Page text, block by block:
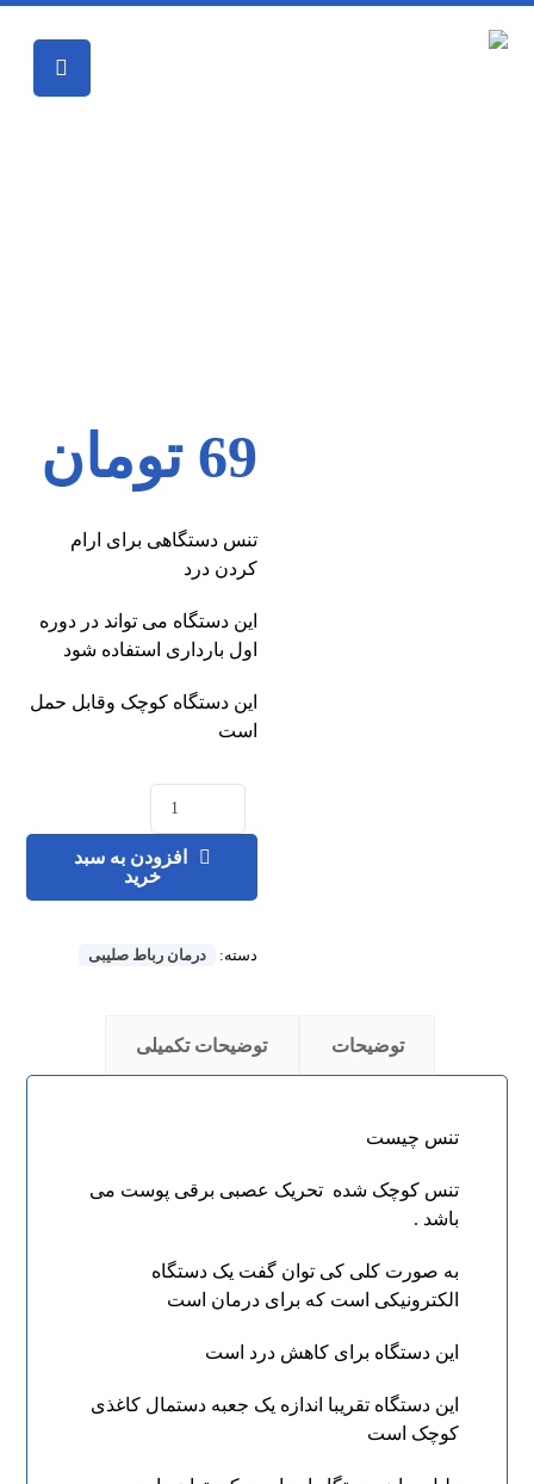
69 تومان
تنس دستگاهی برای ارام
کردن درد
این دستگاه می تواند در دوره
اول بارداری استفاده شود
این دستگاه کوچک وقابل حمل
است
افزودن به سبد
خرید
دسته: درمان رباط صلیبی
توضیحات توضیحات تکمیلی
تنس چیست
تنس کوچک شده تحریک عصبی برقی پوست می
باشد .
به صورت کلی کی توان گفت یک دستگاه
الکترونیکی است که برای درمان است
این دستگاه برای کاهش درد است
این دستگاه تقریبا اندازه یک جعبه دستمال کاغذی
کوچک است